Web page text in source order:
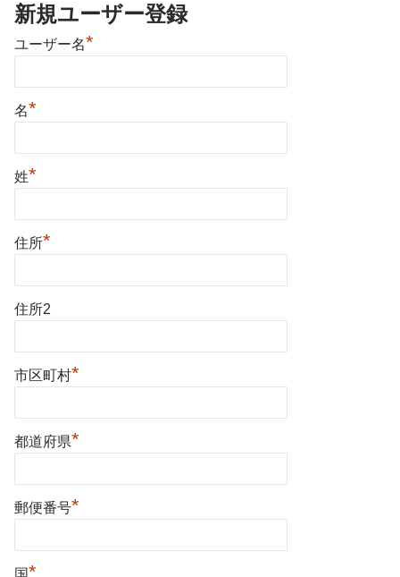
新規ユーザー登録
ユーザー名*
名*
姓*
住所*
住所2
市区町村*
都道府県*
郵便番号*
国*